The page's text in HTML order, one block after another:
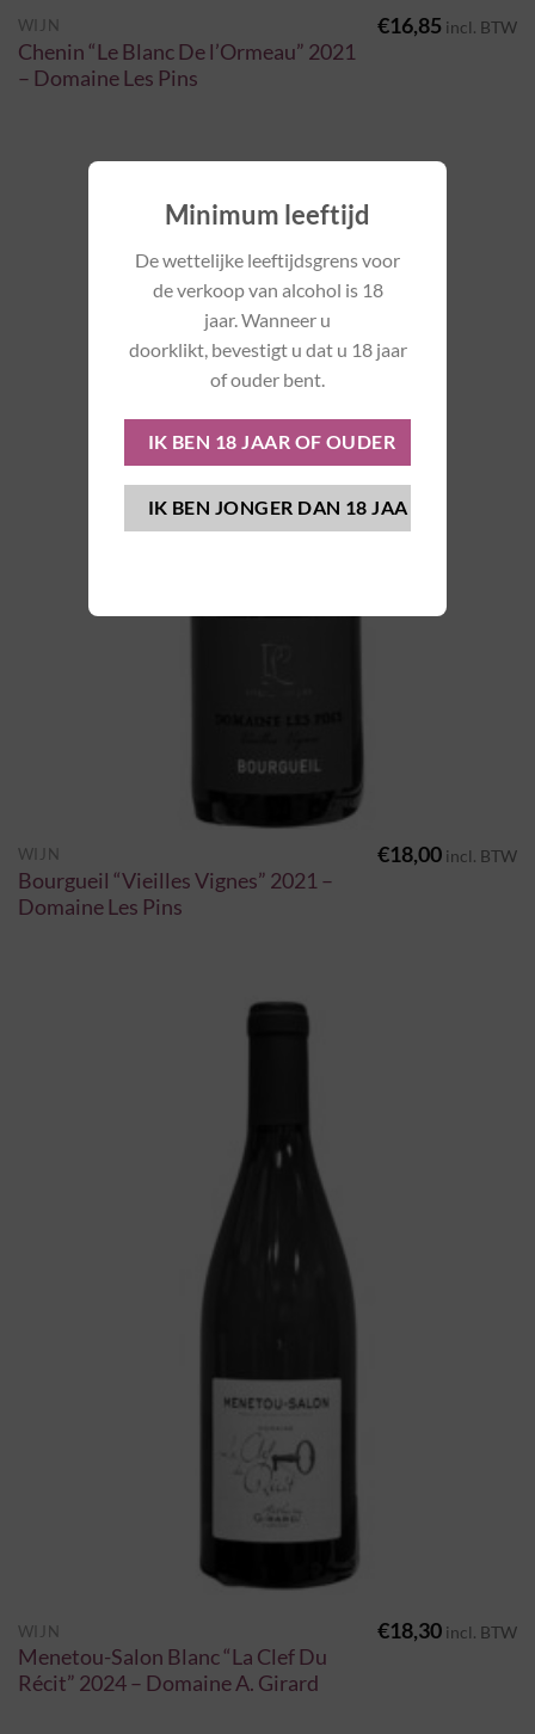
WIJN
Chenin “Le Blanc De l’Ormeau” 2021
– Domaine Les Pins
€16,85 incl. BTW
WIJN
Bourgueil “Vieilles Vignes” 2021 –
Domaine Les Pins
€18,00 incl. BTW
WIJN
Menetou-Salon Blanc “La Clef Du
Récit” 2024 – Domaine A. Girard
€18,30 incl. BTW
Minimum leeftijd
De wettelijke leeftijdsgrens voor
de verkoop van alcohol is 18
jaar. Wanneer u
doorklikt, bevestigt u dat u 18 jaar
of ouder bent.